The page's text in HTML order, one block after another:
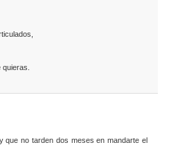
que no tarden dos meses en mandarte el